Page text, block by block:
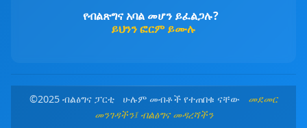
የብልጽግና አባል መሆን ይፈልጋሉ?
ይህንን ፎርም ይሙሉ
©2025 ብልፅግና ፓርቲ ሁሉም መብቶች የተጠበቁ ናቸው መደመር
መንገዳችን፤ ብልፅግና መዳረሻችን